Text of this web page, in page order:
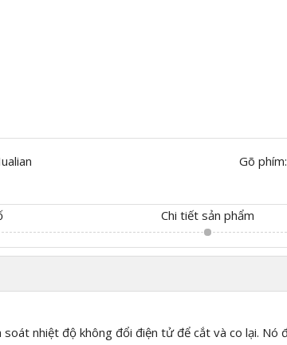
Gõ phím:
Chi tiết sản phẩm
nhiệt độ không đổi điện tử để cắt và co lại.